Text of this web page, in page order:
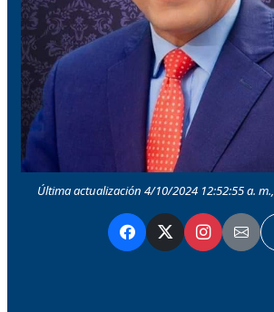
Última actualización 4/10/2024 12:52:55 a. m.,